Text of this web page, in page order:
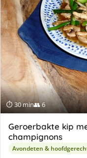
⏱ 30 min👥 6
Geroerbakte kip
champignons
Avondeten &